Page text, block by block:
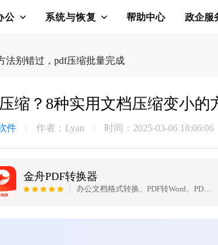
公 系统与恢复 帮助中心 政企服
法别错过，pdf压缩批量完成
缩？8种实用文档压缩变小
件 作者：Lyan 时间：2025-03-06 18:06:06
金舟PDF转换器
办公文档格式转换、PDF转Word、PDF转PPT、PDF转Excel、Word转PDF等等